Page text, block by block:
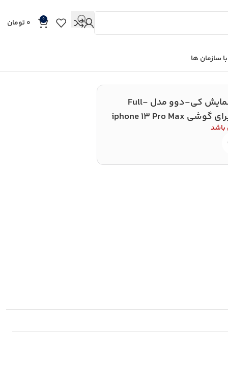
0
0تومان
سازمان ها
محافظ صفحه نمایش کی-دوو مدل Full-
باشد